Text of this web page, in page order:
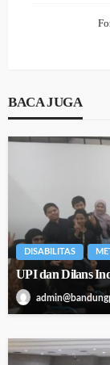
BACA JUGA
DISABILITAS
UPI dan Dilans